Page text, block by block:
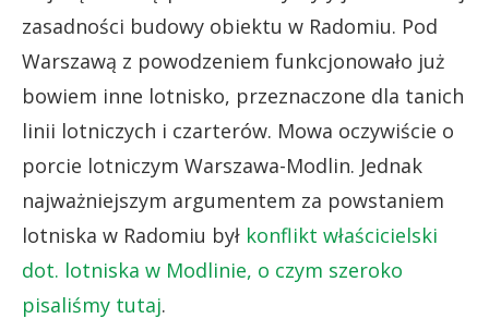
zasadności budowy obiektu w Radomiu. Pod
Warszawą z powodzeniem funkcjonowało już
bowiem inne lotnisko, przeznaczone dla tanich
linii lotniczych i czarterów. Mowa oczywiście o
porcie lotniczym Warszawa-Modlin. Jednak
najważniejszym argumentem za powstaniem
lotniska w Radomiu był konflikt właścicielski
dot. lotniska w Modlinie, o czym szeroko
pisaliśmy tutaj.